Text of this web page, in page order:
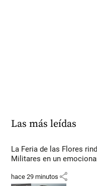
Las más leídas
La Feria de las Flores
Militares en un
hace 29 minutos share